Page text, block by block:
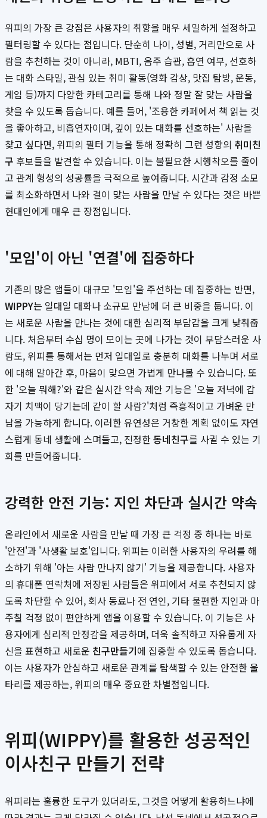
위피의 가장 큰 강점은 사용자의 취향을 매우 세밀하게 설정하고
필터링할 수 있다는 점입니다. 단순히 나이, 성별, 거리만으로 사
람을 추천하는 것이 아니라, MBTI, 음주 습관, 흡연 여부, 선호하
는 대화 스타일, 관심 있는 취미 활동(영화 감상, 맛집 탐방, 운동,
게임 등)까지 다양한 카테고리를 통해 나와 정말 잘 맞는 사람을
찾을 수 있도록 돕습니다. 예를 들어, '조용한 카페에서 책 읽는 것
을 좋아하고, 비흡연자이며, 깊이 있는 대화를 선호하는' 사람을
찾고 싶다면, 위피의 필터 기능을 통해 정확히 그런 성향의 취미친
구 후보들을 발견할 수 있습니다. 이는 불필요한 시행착오를 줄이
고 관계 형성의 성공률을 극적으로 높여줍니다. 시간과 감정 소모
를 최소화하면서 나와 결이 맞는 사람을 만날 수 있다는 것은 바쁜
현대인에게 매우 큰 장점입니다.
'모임'이 아닌 '연결'에 집중하다
기존의 많은 앱들이 대규모 '모임'을 주선하는 데 집중하는 반면,
WIPPY는 일대일 대화나 소규모 만남에 더 큰 비중을 둡니다. 이
는 새로운 사람을 만나는 것에 대한 심리적 부담감을 크게 낮춰줍
니다. 처음부터 수십 명이 모이는 곳에 나가는 것이 부담스러운 사
람도, 위피를 통해서는 먼저 일대일로 충분히 대화를 나누며 서로
에 대해 알아간 후, 마음이 맞으면 가볍게 만나볼 수 있습니다. 또
한 '오늘 뭐해?'와 같은 실시간 약속 제안 기능은 '오늘 저녁에 갑
자기 치맥이 당기는데 같이 할 사람?'처럼 즉흥적이고 가벼운 만
남을 가능하게 합니다. 이러한 유연성은 거창한 계획 없이도 자연
스럽게 동네 생활에 스며들고, 진정한동네친구를 사귈 수 있는 기
회를 만들어줍니다.
강력한 안전 기능: 지인 차단과 실시간 약속
온라인에서 새로운 사람을 만날 때 가장 큰 걱정 중 하나는 바로
'안전'과 '사생활 보호'입니다. 위피는 이러한 사용자의 우려를 해
소하기 위해 '아는 사람 만나지 않기' 기능을 제공합니다. 사용자
의 휴대폰 연락처에 저장된 사람들은 위피에서 서로 추천되지 않
도록 차단할 수 있어, 회사 동료나 전 연인, 기타 불편한 지인과 마
주칠 걱정 없이 편안하게 앱을 이용할 수 있습니다. 이 기능은 사
용자에게 심리적 안정감을 제공하며, 더욱 솔직하고 자유롭게 자
신을 표현하고 새로운 친구만들기에 집중할 수 있도록 돕습니다.
이는 사용자가 안심하고 새로운 관계를 탐색할 수 있는 안전한 울
타리를 제공하는, 위피의 매우 중요한 차별점입니다.
위피(WIPPY)를 활용한 성공적인
이사친구 만들기 전략
위피라는 훌륭한 도구가 있더라도, 그것을 어떻게 활용하느냐에